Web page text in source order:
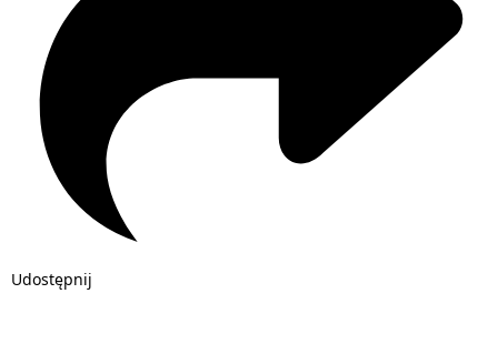
Udostępnij